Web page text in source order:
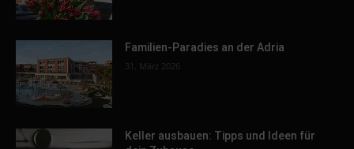
Familien-Paradies an der Adria
31. März 2026
Keller ausbauen: Tipps und Ideen für